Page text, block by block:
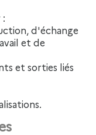
d'échange
et de
et sorties liés